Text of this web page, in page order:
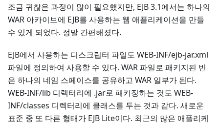
조금 귀찮은 과정이 많이 필요했지만, EJB 3.1에서는 하나의
WAR 아카이브에 EJB를 사용하는 웹 애플리케이션을 만들
수 있게 되었다. 정말 간편해졌다.
EJB에서 사용하는 디스크립터 파일도 WEB-INF/ejb-jar.xml
파일에 정의하여 사용할 수 있다. WAR 파일로 패키지된 빈
은 하나의 네임 스페이스를 공유하고 WAR 일부가 된다.
WEB-INF/lib 디렉터리에 .jar로 패키징하는 것도 WEB-
INF/classes 디렉터리에 클래스를 두는 것과 같다. 새로운
표준 중 또 다른 형태가 EJB Lite이다. 최근의 많은 애플리케